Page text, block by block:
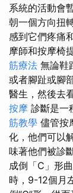
系統的活動會
朝一個方向扭
感到它們疼痛
摩師和按摩椅
筋療法 無論鞋
或者腳趾或腳
醫生，然後去
按摩 診斷是一
筋教學 儘管按
化，他們可以
味著他們被診
成倒「C」形
時，9-12個月